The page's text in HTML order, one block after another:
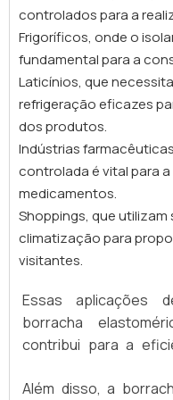
são executados
qualificada,
normas industriais,
fornecimento
+ acabamento final
espessura ideal
proteção
exigências do
(ambientes
locais úmidos, etc.). Esse
revestimento é
Isolamento de
Revestimento
Ambientes
profissional, o
propriedades
sistemas de água
linhas de amônia. Já
elastomérica, que
são ideais para
controlados para a
Frigoríficos, onde o
fundamental para a
Laticínios, que
refrigeração eficazes
dos produtos.
Indústrias
controlada é vital para
medicamentos.
Shoppings, que utilizam
climatização para
visitantes.
Essas aplicações
borracha
contribui para a
desse material
Além disso, a